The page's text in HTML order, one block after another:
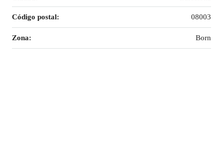
Código postal: 08003
Zona: Born